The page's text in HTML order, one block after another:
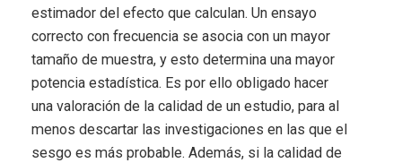
estimador del efecto que calculan. Un ensayo
correcto con frecuencia se asocia con un mayor
tamaño de muestra, y esto determina una mayor
potencia estadística. Es por ello obligado hacer
una valoración de la calidad de un estudio, para al
menos descartar las investigaciones en las que el
sesgo es más probable. Además, si la calidad de